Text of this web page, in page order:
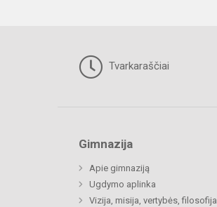
Tvarkaraščiai
Gimnazija
Apie gimnaziją
Ugdymo aplinka
Vizija, misija, vertybės, filosofija